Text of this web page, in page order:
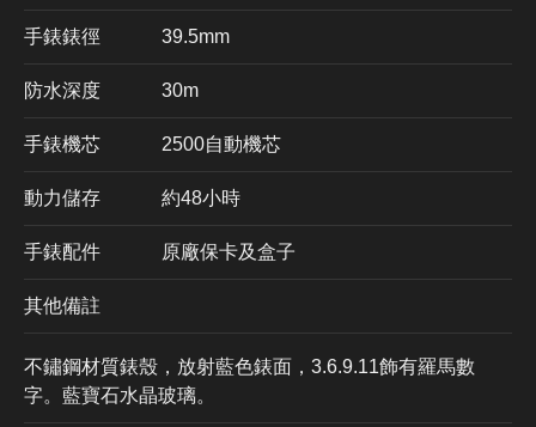
手錶錶徑 39.5mm
防水深度 30m
手錶機芯 ​2500自動機芯
動力儲存 約48小時
手錶配件 原廠保卡及盒子
其他備註
不鏽鋼材質錶殼，放射藍色錶面，3.6.9.11飾有羅馬數
字。藍寶石水晶玻璃。